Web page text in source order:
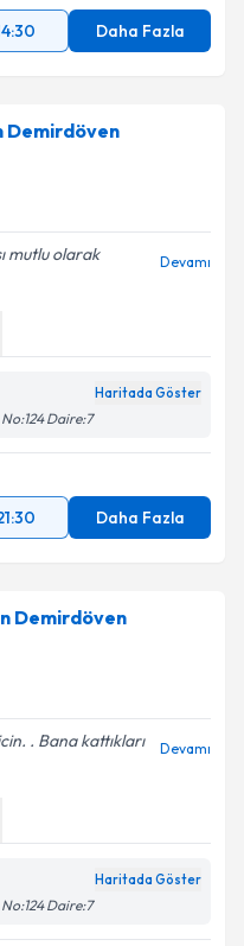
Daha Fazla
Demirdöven
mutlu olarak
Devamı
Haritada Göster
Daire:7
Daha Fazla
Demirdöven
. Bana kattıkları
Devamı
Haritada Göster
Daire:7